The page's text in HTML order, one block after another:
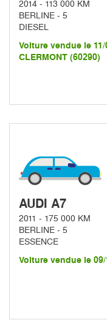
2014 - 113 000 KM
BERLINE - 5
DIESEL
Voiture vendue le 11/
CLERMONT (60290)
AUDI A7
2011 - 175 000 KM
BERLINE - 5
ESSENCE
Voiture vendue le 09/